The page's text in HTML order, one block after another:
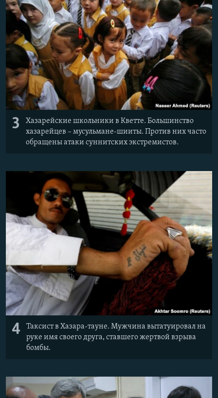
3
Хазарейские школьники в Кветте. Большинство
хазарейцев – мусульмане-шииты. Против них часто
обращены атаки суннитских экстремистов.
4
Таксист в Хазара-тауне. Мужчина вытатуировал на
руке имя своего друга, ставшего жертвой взрыва
бомбы.